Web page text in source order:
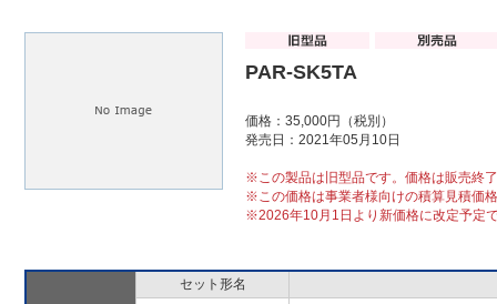
PAR-SK5TA
価格：35,000円（税別）
発売日：2021年05月10日
※この製品は旧型品です。価格は販売終
※この価格は事業者様向けの積算見積価
※2026年10月1日より新価格に改定予定
セット形名